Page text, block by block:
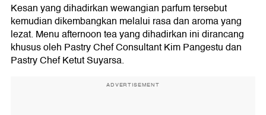
Kesan yang dihadirkan wewangian parfum tersebut
kemudian dikembangkan melalui rasa dan aroma yang
lezat. Menu afternoon tea yang dihadirkan ini dirancang
khusus oleh Pastry Chef Consultant Kim Pangestu dan
Pastry Chef Ketut Suyarsa.
ADVERTISEMENT